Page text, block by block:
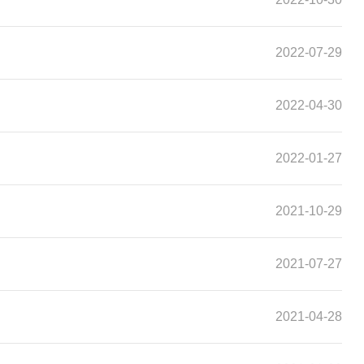
2022-07-29
2022-04-30
2022-01-27
2021-10-29
2021-07-27
2021-04-28